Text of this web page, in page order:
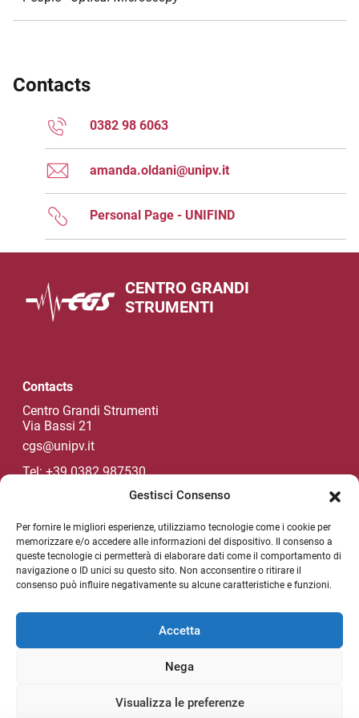
Gestisci Consenso
Per fornire le migliori esperienze, utilizziamo tecnologie come i cookie per
memorizzare e/o accedere alle informazioni del dispositivo. Il consenso a
queste tecnologie ci permetterà di elaborare dati come il comportamento di
navigazione o ID unici su questo sito. Non acconsentire o ritirare il
consenso può influire negativamente su alcune caratteristiche e funzioni.
Accetta
Nega
Visualizza le preferenze
Contacts
0382 98 6063
amanda.oldani@unipv.it
Personal Page - UNIFIND
CENTRO GRANDI
STRUMENTI
Contacts
Centro Grandi Strumenti
Via Bassi 21
cgs@unipv.it
Tel: +39 0382 987530
Unipv Socials
Useful link section
Privacy policy